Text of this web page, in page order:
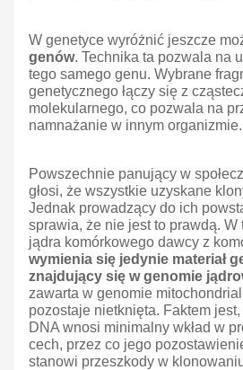
W genetyce wyróżnić jeszcze
genów. Technika ta pozwala na
tego samego genu. Wybrane
genetycznego łączy się z
molekularnego, co pozwala na
namnażanie w innym organizmie.
Powszechnie panujący w
głosi, że wszystkie uzyskane
Jednak prowadzący do ich
sprawia, że nie jest to prawdą. W
jądra komórkowego dawcy z
wymienia się jedynie materiał
znajdujący się w genomie
zawarta w genomie
pozostaje nietknięta. Faktem
DNA wnosi minimalny wkład w
cech, przez co jego
stanowi przeszkody w